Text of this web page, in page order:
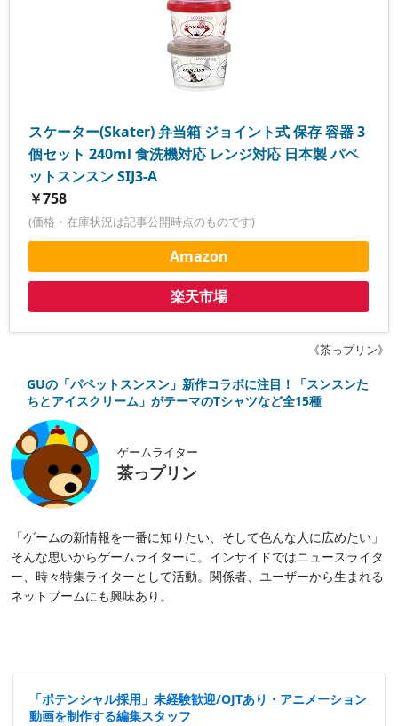
スケーター(Skater) 弁当箱 ジョイント式 保存 容器 3
個セット 240ml 食洗機対応 レンジ対応 日本製 パペ
ットスンスン SIJ3-A
￥758
(価格・在庫状況は記事公開時点のものです)
Amazon
楽天市場
《茶っプリン》
GUの「パペットスンスン」新作コラボに注目！「スンスンた
ちとアイスクリーム」がテーマのTシャツなど全15種
ゲームライター
茶っプリン
「ゲームの新情報を一番に知りたい、そして色んな人に広めたい」
そんな思いからゲームライターに。インサイドではニュースライタ
ー、時々特集ライターとして活動。関係者、ユーザーから生まれる
ネットブームにも興味あり。
「ポテンシャル採用」未経験歓迎/OJTあり・アニメーション
動画を制作する編集スタッフ